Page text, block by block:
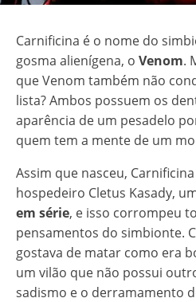
Carnificina é o nome do
gosma alienígena, o Venom.
que Venom também não
lista? Ambos possuem os
aparência de um pesadelo
quem tem a mente de um
Assim que nasceu,
hospedeiro Cletus Kasady,
em série, e isso corrompeu
pensamentos do simbionte.
gostava de matar como era
um vilão que não possui
sadismo e o derramamento